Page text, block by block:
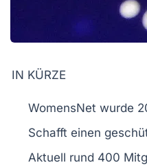
IN KÜRZE
WomensNet wurde
Schafft einen
Aktuell rund 400